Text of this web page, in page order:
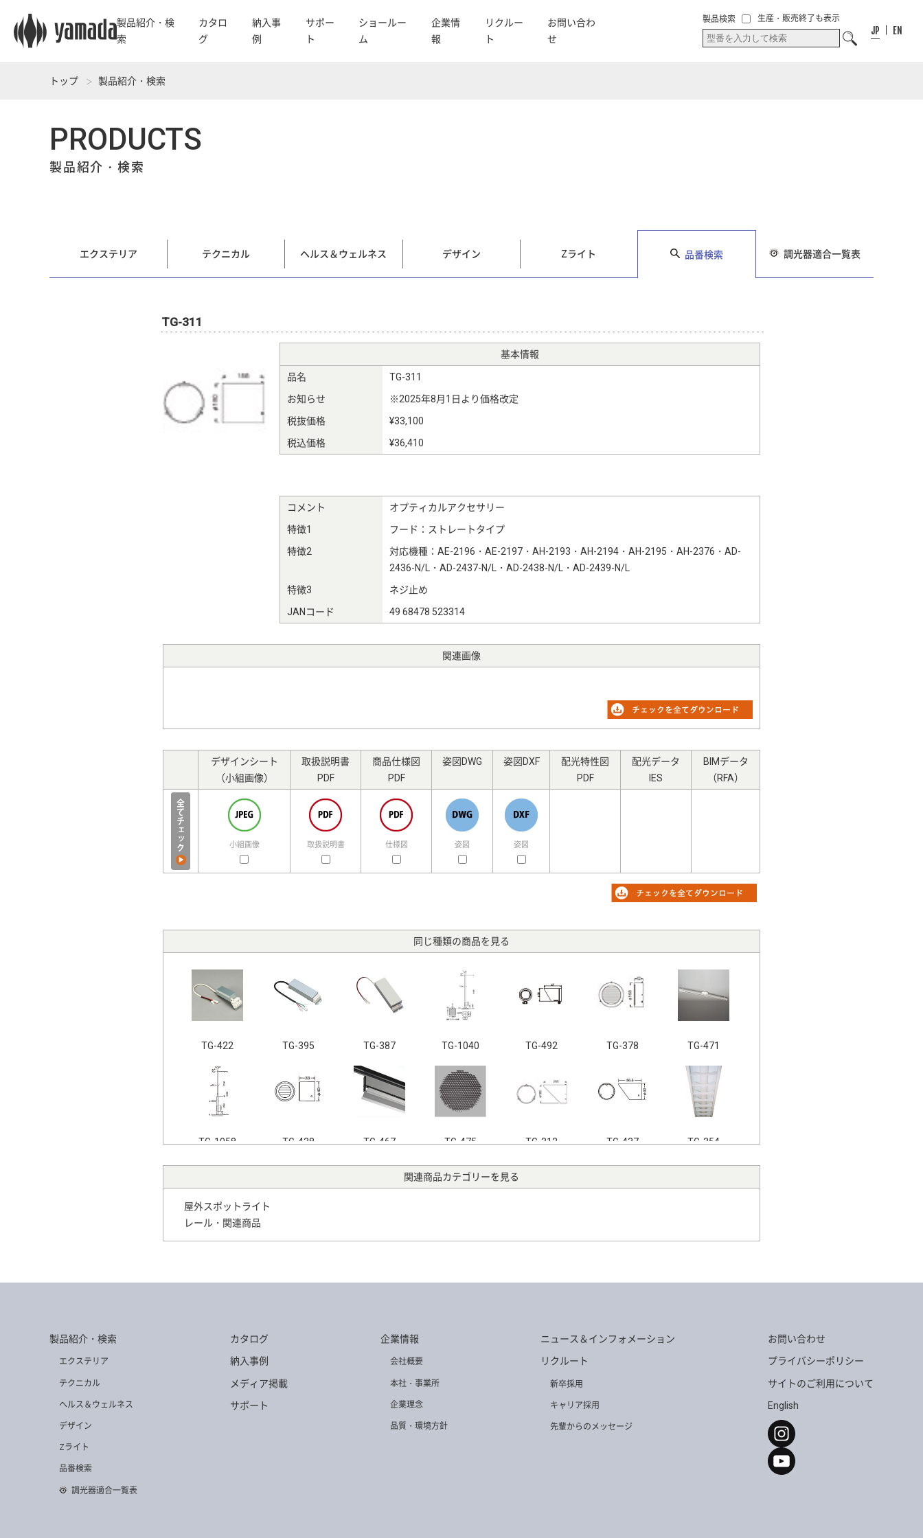
製品紹介・検
索
カタロ
グ
納入事
例
サポー
ト
ショールー
ム
企業情
報
リクルー
ト
お問い合わ
せ
生産・販売終了も表示
製品検索
JP EN
お気に入り
トップ 製品紹介・検索
PRODUCTS
製品紹介・検索
エクステリア テクニカル ヘルス＆ウェルネス デザイン Zライト 品番検索 調光器適合一覧表
TG-311
基本情報
品名
TG-311
お知らせ
※2025年8月1日より価格改定
税抜価格
¥33,100
税込価格
¥36,410
コメント
オプティカルアクセサリー
特徴1
フード：ストレートタイプ
特徴2
対応機種：AE-2196・AE-2197・AH-2193・AH-2194・AH-2195・AH-2376・AD-
2436-N/L・AD-2437-N/L・AD-2438-N/L・AD-2439-N/L
特徴3
ネジ止め
JANコード
49 68478 523314
関連画像
デザインシート
（小組画像）
取扱説明書
PDF
商品仕様図
PDF
姿図DWG 姿図DXF
配光特性図
PDF
配光データ
IES
BIMデータ
（RFA）
小組画像 取扱説明書 仕様図 姿図 姿図
同じ種類の商品を見る
TG-422 TG-395 TG-387 TG-1040 TG-492 TG-378 TG-471
TG-1058 TG-438 TG-467 TG-475 TG-312 TG-437 TG-354
TG-412 TG-455 TG-1032 TG-1024
TG-1038 TG-474 TG-409 TG-386
関連商品カテゴリーを見る
屋外スポットライト
レール・関連商品
製品紹介・検索
エクステリア
テクニカル
ヘルス＆ウェルネス
デザイン
Zライト
品番検索
調光器適合一覧表
カタログ
納入事例
メディア掲載
サポート
企業情報
会社概要
本社・事業所
企業理念
品質・環境方針
ニュース＆インフォメーション
リクルート
新卒採用
キャリア採用
先輩からのメッセージ
お問い合わせ
プライバシーポリシー
サイトのご利用について
English